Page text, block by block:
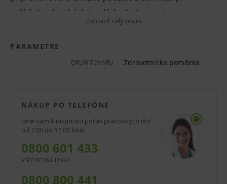
aplikácii polotuhých trvalých obväzov pri
tromboflebitíde, liečbe opuchov, chronickej žilovej
insuficiencii, ulcus cruris v liečebnej fáze a tiež pre
následnú starostlivosť pri zlomeninách.
vyrobené z bavlny a viskózy. Zinkokliehové ovínadlá
Varicex a sú k dispozícii v rôznych prevedeniach.
Zinkokliehové ovínadlá.
Zobraziť celý popis
PARAMETRE
DRUH TOVARU Zdravotnícka pomôcka
NÁKUP PO TELEFÓNE
Sme vám k dispozícii počas pracovných dní
od 7.00 do 17.00 hod.
0800 601 433
VŠEOBECNÁ LINKA
0800 800 441